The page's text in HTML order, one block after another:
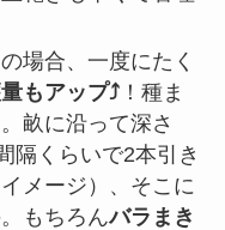
の場合、一度にたく
もアップ⤴️！種ま
畝に沿って深さ
隔くらいで2本引き
メージ）、そこに
もちろんバラまき